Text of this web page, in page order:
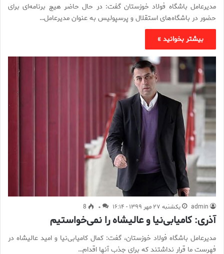
مدیرعامل باشگاه فولاد خوزستان گفت: در حال حاضر هیچ برنامه‌ای برای
حضور در باشگاه‌های استقلال و پرسپولیس به عنوان مدیرعامل…
بیشتر بخوانید »
admin یکشنبه ۲۷ مهر ۱۳۹۹ - ۱۶:۱۴ ۰ 8
آذری: کامیابی‌نیا و عالیشاه را نمی‌خواستیم
مدیرعامل باشگاه فولاد خوزستان، گفت: کمال کامیابی‌نیا و امید عالیشاه در
فهرست ما قرار نداشتند که برای جذب آنها اقدام…